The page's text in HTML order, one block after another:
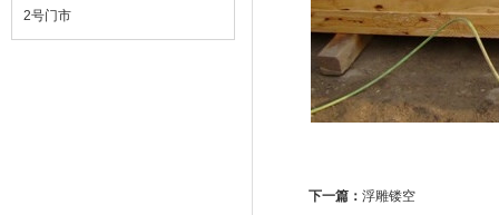
2号门市
下一篇： 浮雕镂空